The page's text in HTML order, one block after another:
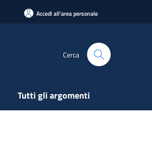
Accedi all'area personale
Cerca
Tutti gli argomenti